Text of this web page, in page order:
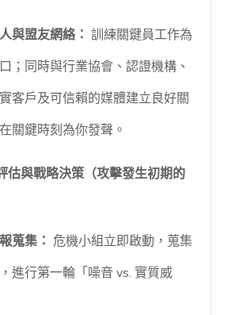
與盟友網絡： 訓練關鍵員工作為
；同時與行業協會、認證機構、
客戶及可信賴的媒體建立良好關
關鍵時刻為你發聲。
估與戰略決策（攻擊發生初期的
蒐集： 危機小組立即啟動，蒐集
進行第一輪「噪音 vs. 實質威